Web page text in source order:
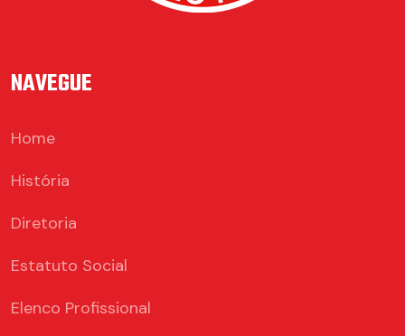
NAVEGUE
Home
História
Diretoria
Estatuto Social
Elenco Profissional